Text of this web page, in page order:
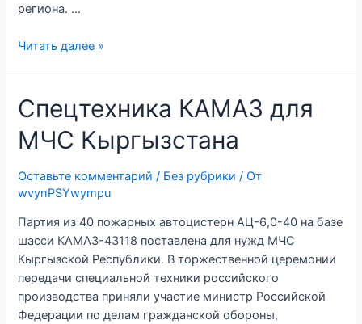
региона. …
Специалисты
получили
награды
Читать далее »
Спецтехника КАМАЗ для
МЧС Кыргызстана
Оставьте комментарий / Без рубрики / От
wvynPSYwympu
Партия из 40 пожарных автоцистерн АЦ-6,0-40 на базе
шасси КАМАЗ-43118 поставлена для нужд МЧС
Кыргызской Республики. В торжественной церемонии
передачи специальной техники российского
производства приняли участие министр Российской
Федерации по делам гражданской обороны,